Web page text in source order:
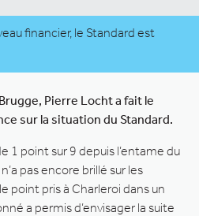
financier, le Standard est
Pierre Locht a fait le
sur la situation du Standard.
1 point sur 9 depuis l’entame du
pas encore brillé sur les
point pris à Charleroi dans un
a permis d’envisager la suite